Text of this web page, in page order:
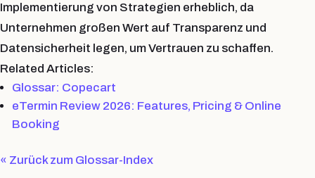
Implementierung von Strategien erheblich, da
Unternehmen großen Wert auf Transparenz und
Datensicherheit legen, um Vertrauen zu schaffen.
Related Articles:
Glossar: Copecart
eTermin Review 2026: Features, Pricing & Online
Booking
« Zurück zum Glossar-Index